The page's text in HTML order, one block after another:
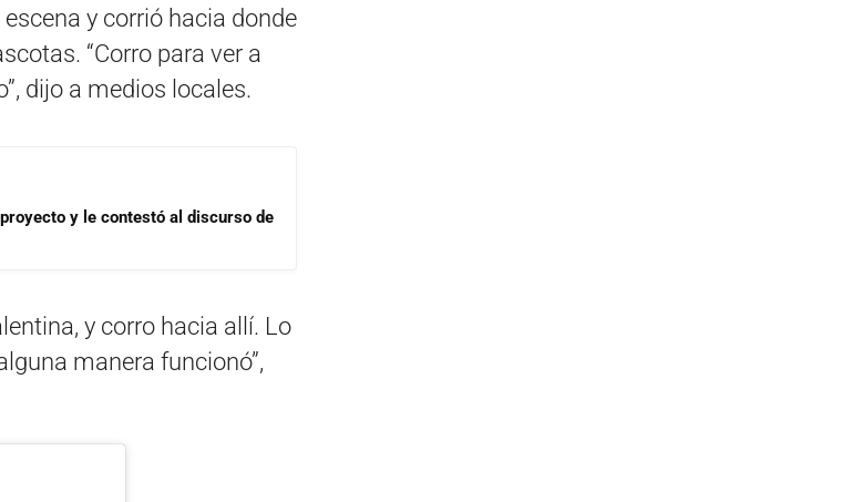
y corrió hacia donde
“Corro para ver a
dijo a medios locales.
y le contestó al discurso de
y corro hacia allí. Lo
manera funcionó”,